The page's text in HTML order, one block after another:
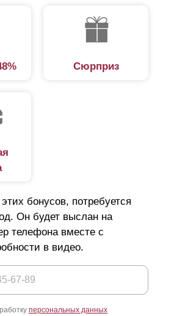
Сюрприз
бонусов, потребуется
Он будет выслан на
телефона вместе с
в видео.
персональных данных